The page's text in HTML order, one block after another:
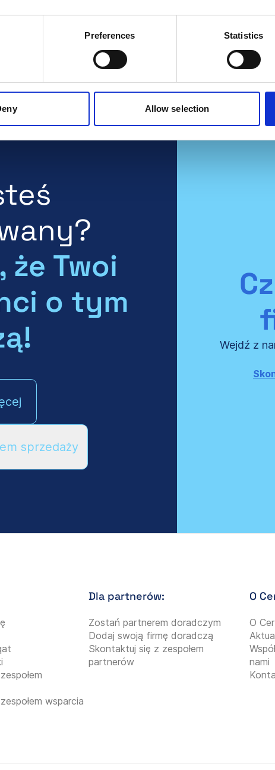
Preferences Statistics
Allow selection
Podgląd Pobieranie
że Twoi
o tym
sprzedaży
Wejdź z
wsparcia
Dla partnerów:
Zostań partnerem doradczym
Dodaj swoją firmę doradczą
Skontaktuj się z zespołem
partnerów
O
O
nami